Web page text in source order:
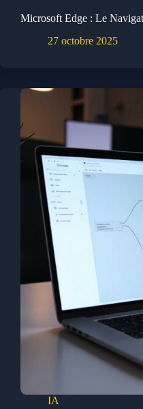
Microsoft Edge : Le
27 octobre 2025
IA